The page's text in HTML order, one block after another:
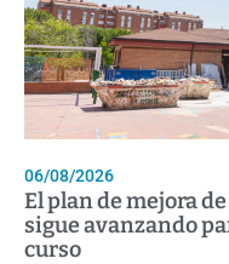
06/08/2026
El plan de mejora
sigue avanzando
curso